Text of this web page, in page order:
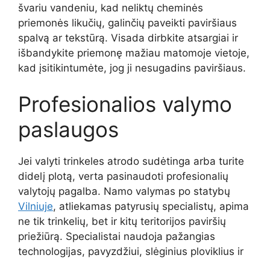
švariu vandeniu, kad neliktų cheminės
priemonės likučių, galinčių paveikti paviršiaus
spalvą ar tekstūrą. Visada dirbkite atsargiai ir
išbandykite priemonę mažiau matomoje vietoje,
kad įsitikintumėte, jog ji nesugadins paviršiaus.
Profesionalios valymo
paslaugos
Jei valyti trinkeles atrodo sudėtinga arba turite
didelį plotą, verta pasinaudoti profesionalių
valytojų pagalba. Namo valymas po statybų
Vilniuje, atliekamas patyrusių specialistų, apima
ne tik trinkelių, bet ir kitų teritorijos paviršių
priežiūrą. Specialistai naudoja pažangias
technologijas, pavyzdžiui, slėginius ploviklius ir